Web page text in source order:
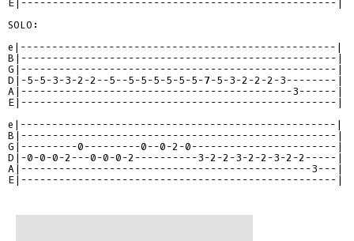
E|--------------------------------------------------|
SOLO:
e|--------------------------------------------------|
B|--------------------------------------------------|
G|--------------------------------------------------|
D|-5-5-3-3-2-2--5--5-5-5-5-5-5-7-5-3-2-2-2-3--------|
A|-------------------------------------------3------|
E|--------------------------------------------------|
e|--------------------------------------------------|
B|--------------------------------------------------|
G|---------0---------0--0-2-0-----------------------|
D|-0-0-0-2---0-0-0-2----------3-2-2-3-2-2-3-2-2-----|
A|----------------------------------------------3---|
E|--------------------------------------------------|